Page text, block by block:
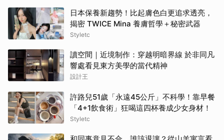
日本保養新趨勢！比起膚色白更追求透亮，
揭密 TWICE Mina 養膚哲學＋秘密武器
Styletc
讀空間｜近境制作：穿越明暗界線 於非同凡
響處看見東方美學的當代精神
設計王
許路兒51歲「永遠45公斤」不科學！靠早餐
「4+1飲食術」狂喝這四杯養成少女身材！
Styletc